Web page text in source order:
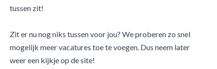
tussen zit!
Zit er nu nog niks tussen voor jou? We proberen zo snel
mogelijk meer vacatures toe te voegen. Dus neem later
weer een kijkje op de site!